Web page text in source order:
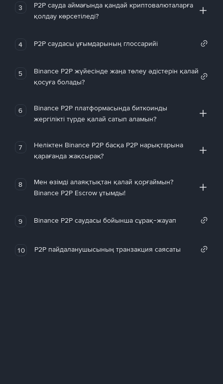
3
P2P сауда аймағында қандай криптовалюталарға
қолдау көрсетіледі?
4 P2P саудасы ұғымдарының глоссарийі
5
Binance P2P жүйесінде жаңа төлеу әдістерін қалай
қосуға болады?
6
Binance P2P платформасында биткоинды
жергілікті түрде қалай сатып аламын?
7
Неліктен Binance P2P басқа P2P нарықтарына
қарағанда жақсырақ?
8
Мен өзімді алаяқтықтан қалай қорғаймын?
Binance P2P Escrow ұтымды!
9 Binance P2P саудасы бойынша сұрақ-жауап
10 P2P пайдаланушысының транзакция саясаты